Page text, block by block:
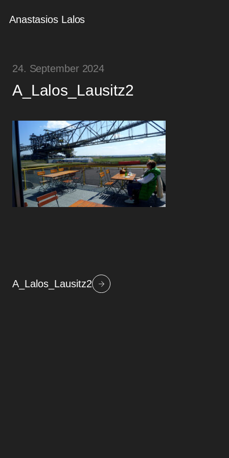
Anastasios Lalos
24. September 2024
A_Lalos_Lausitz2
Beitragsnavigation
A_Lalos_Lausitz2